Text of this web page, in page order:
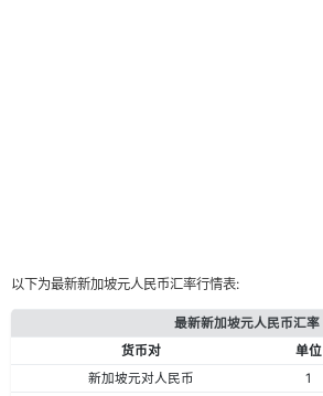
以下为最新新加坡元人民币汇率行情表:
最新新加坡元人民币汇率
货币对
单位
新加坡元对人民币
1